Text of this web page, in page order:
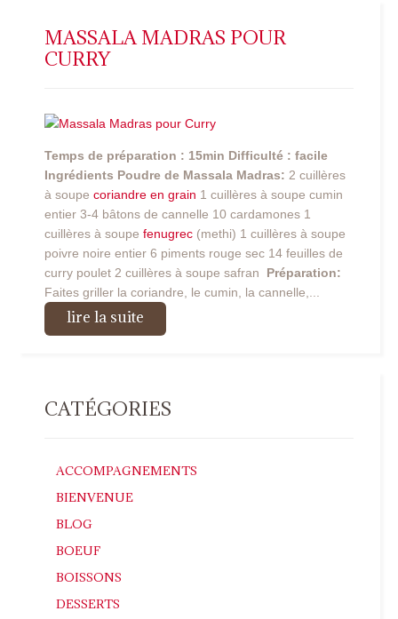
MASSALA MADRAS POUR
CURRY
Temps de préparation : 15min Difficulté : facile
Ingrédients Poudre de Massala Madras: 2 cuillères
à soupe coriandre en grain 1 cuillères à soupe cumin
entier 3-4 bâtons de cannelle 10 cardamones 1
cuillères à soupe fenugrec (methi) 1 cuillères à soupe
poivre noire entier 6 piments rouge sec 14 feuilles de
curry poulet 2 cuillères à soupe safran
Préparation:
Faites griller la coriandre, le cumin, la cannelle,...
lire la suite
CATÉGORIES
ACCOMPAGNEMENTS
BIENVENUE
BLOG
BOEUF
BOISSONS
DESSERTS